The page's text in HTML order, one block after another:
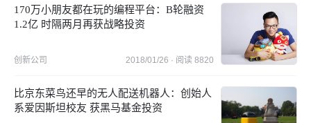
170万小朋友都在玩的编程平台：B轮融资
1.2亿 时隔两月再获战略投资
创新公司 2018/01/26 · 阅读 8820
比京东菜鸟还早的无人配送机器人：创始人
系爱因斯坦校友 获黑马基金投资